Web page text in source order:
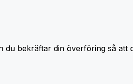
du bekräftar din överföring så att